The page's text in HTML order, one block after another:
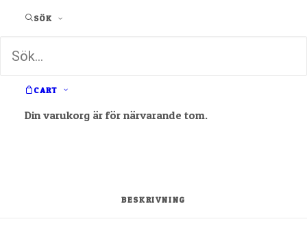
SÖK
CART
Din varukorg är för närvarande tom.
Kategori
Producent
Sörgården Måla
BESKRIVNING